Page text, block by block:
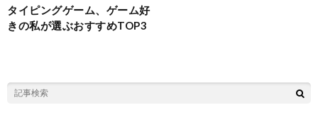
タイピングゲーム、ゲーム好
きの私が選ぶおすすめTOP3